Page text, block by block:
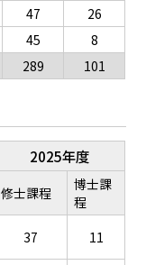
47
26
45
8
289 101
2025年度
修士課程
博士課
程
37
11